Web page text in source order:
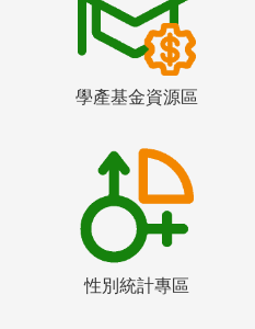
學產基金資源區
性別統計專區